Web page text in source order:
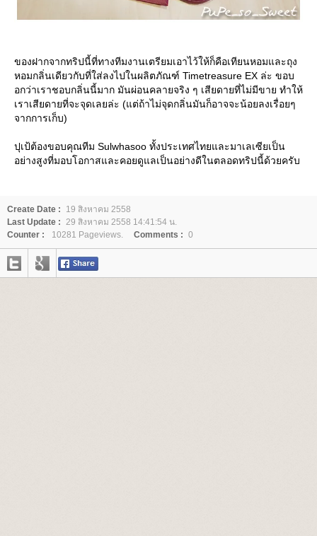
ของฝากจากทริปนี้ที่ทางทีมงานเตรียมเอาไว้ให้ก็คือเทียนหอมและถุง
หอมกลิ่นเดียวกับที่ใส่ลงไปในผลิตภัณฑ์ Timetreasure EX ล่ะ ขอบ
อกว่าเราชอบกลิ่นนี้มาก มันผ่อนคลายจริง ๆ เสียดายที่ไม่มีขาย ทำให้
เราเสียดายที่จะจุดเลยล่ะ (แต่ถ้าไม่จุดกลิ่นมันก็อาจจะน้อยลงเรื่อยๆ
จากการเก็บ)
ปุเป้ต้องขอบคุณทีม Sulwhasoo ทั้งประเทศไทยและมาเลเซียเป็น
อย่างสูงที่มอบโอกาสและคอยดูแลเป็นอย่างดีในตลอดทริปนี้ด้วยครับ
Create Date :
19 สิงหาคม 2558
Last Update : 29 สิงหาคม 2558 14:41:54 น.
Counter :
10281 Pageviews. Comments : 0